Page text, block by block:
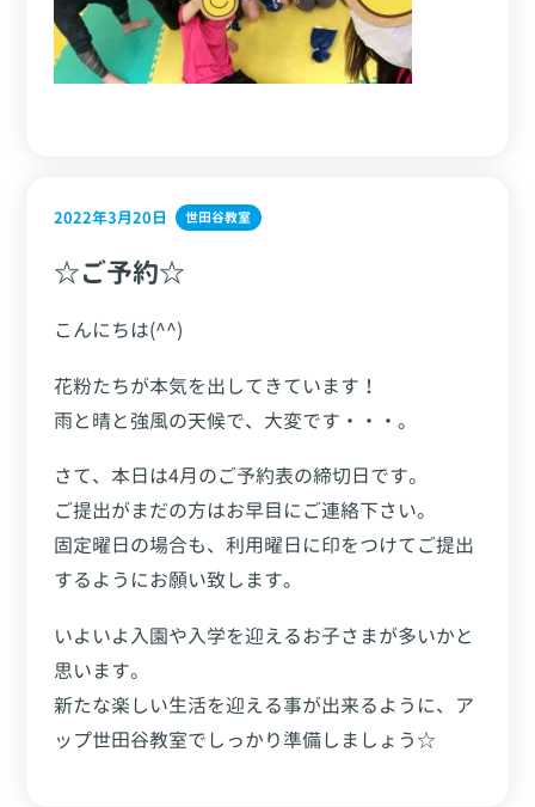
2022年3月20日 世田谷教室
☆ご予約☆
こんにちは(^^)
花粉たちが本気を出してきています！
雨と晴と強風の天候で、大変です・・・。
さて、本日は4月のご予約表の締切日です。
ご提出がまだの方はお早目にご連絡下さい。
固定曜日の場合も、利用曜日に印をつけてご提出
するようにお願い致します。
いよいよ入園や入学を迎えるお子さまが多いかと
思います。
新たな楽しい生活を迎える事が出来るように、ア
ップ世田谷教室でしっかり準備しましょう☆